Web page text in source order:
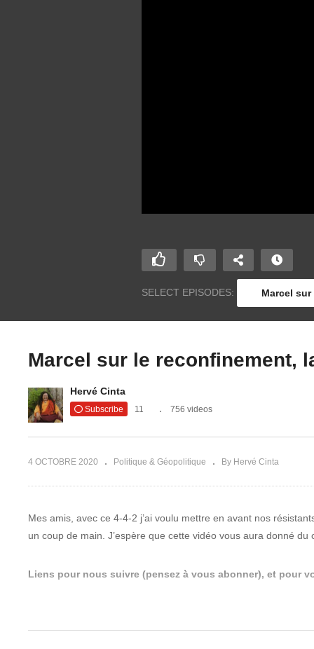
sont
sur mai 68, l’Europe, la
Trilatérale et le groupe
SELECT EPISODES: Marcel
Marcel sur le reconfinement,
Hervé Cinta
Subscribe 11 756 videos
4 OCTOBRE 2020 Politique & Géopolitique By Hervé Cinta
Mes amis, avec ce 4-4-2 j’ai voulu mettre en avant nos
un coup de main. J’espère que cette vidéo vous aura donné
Liens pour nous suivre (pensez à vous abonner), et pour